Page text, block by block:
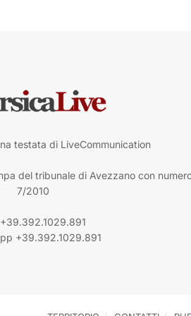
testata di LiveCommunication
del tribunale di Avezzano con
7/2010
+39.392.1029.891